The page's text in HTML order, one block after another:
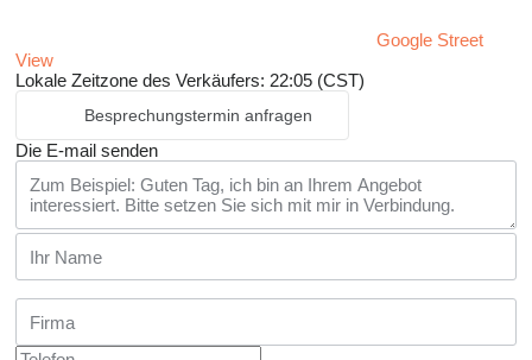
Google Street
View
Lokale Zeitzone des Verkäufers: 22:05 (CST)
Besprechungstermin anfragen
Die E-mail senden